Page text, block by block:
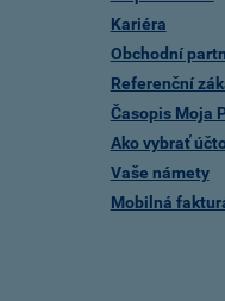
Kariéra
Obchodní
Referenční
Časopis Moja
Ako vybrať
Vaše námety
Mobilná